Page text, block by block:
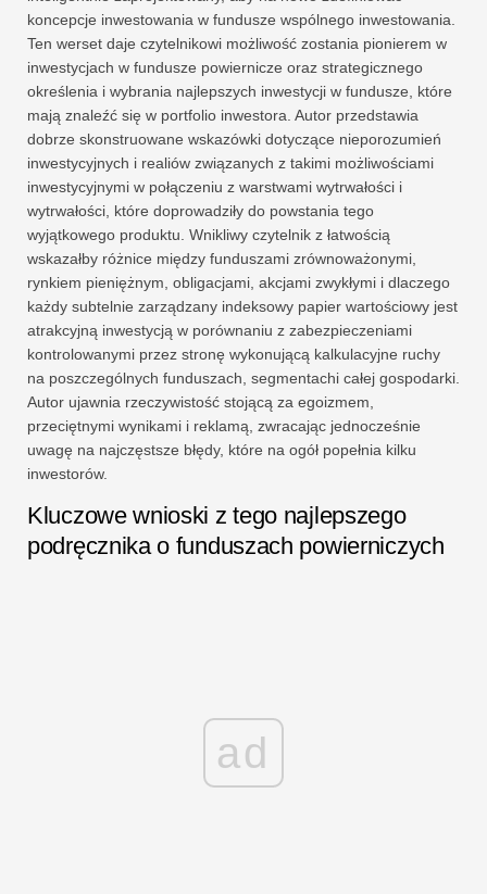
koncepcje inwestowania w fundusze wspólnego inwestowania.
Ten werset daje czytelnikowi możliwość zostania pionierem w
inwestycjach w fundusze powiernicze oraz strategicznego
określenia i wybrania najlepszych inwestycji w fundusze, które
mają znaleźć się w portfolio inwestora. Autor przedstawia
dobrze skonstruowane wskazówki dotyczące nieporozumień
inwestycyjnych i realiów związanych z takimi możliwościami
inwestycyjnymi w połączeniu z warstwami wytrwałości i
wytrwałości, które doprowadziły do ​​powstania tego
wyjątkowego produktu. Wnikliwy czytelnik z łatwością
wskazałby różnice między funduszami zrównoważonymi,
rynkiem pieniężnym, obligacjami, akcjami zwykłymi i dlaczego
każdy subtelnie zarządzany indeksowy papier wartościowy jest
atrakcyjną inwestycją w porównaniu z zabezpieczeniami
kontrolowanymi przez stronę wykonującą kalkulacyjne ruchy
na poszczególnych funduszach, segmentachi całej gospodarki.
Autor ujawnia rzeczywistość stojącą za egoizmem,
przeciętnymi wynikami i reklamą, zwracając jednocześnie
uwagę na najczęstsze błędy, które na ogół popełnia kilku
inwestorów.
Kluczowe wnioski z tego najlepszego
podręcznika o funduszach powierniczych
ad